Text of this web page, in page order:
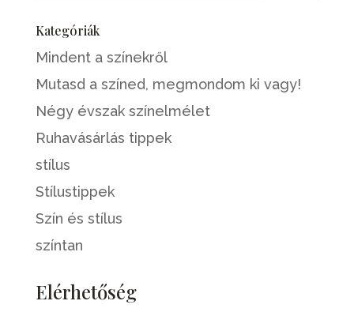
Kategóriák
Mindent a színekről
Mutasd a színed, megmondom ki vagy!
Négy évszak színelmélet
Ruhavásárlás tippek
stílus
Stílustippek
Szín és stílus
színtan
Elérhetőség